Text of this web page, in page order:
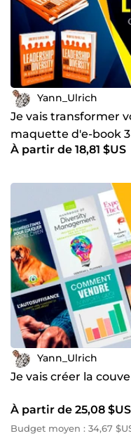
Yann_Ulrich
Je vais transformer
maquette d'e-book
À partir de 18,81 $US
Yann_Ulrich
Je vais créer la
À partir de 25,08 $US
Budget moyen : 34,67